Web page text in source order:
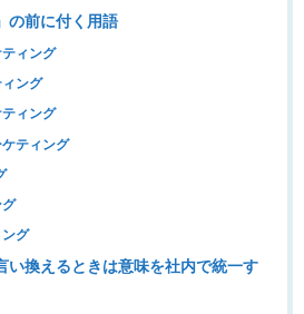
の前に付く用語
ィング
ィング
ィング
ティング
グ
ング
い換えるときは意味を社内で統一す